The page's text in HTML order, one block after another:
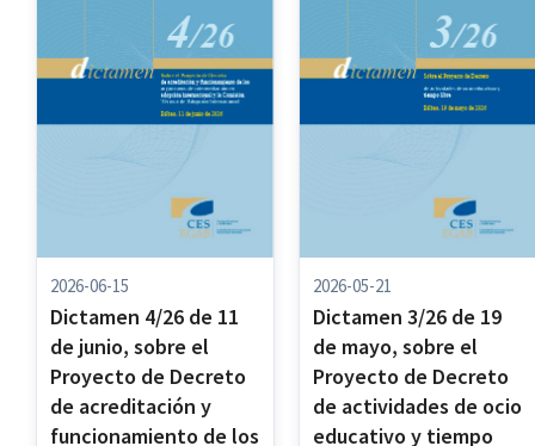
2026-06-15
Dictamen 4/26 de 11
de junio, sobre el
Proyecto de Decreto
de acreditación y
funcionamiento de los
2026-05-21
Dictamen 3/26 de 19
de mayo, sobre el
Proyecto de Decreto
de actividades de ocio
educativo y tiempo